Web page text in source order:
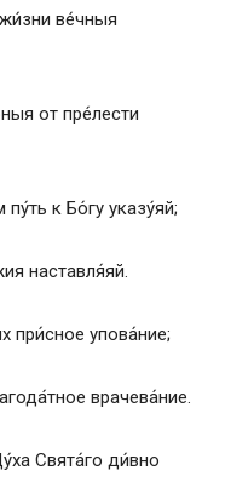
ве́чныя
от пре́лести
к Бо́гу указу́яй;
наставля́яй.
при́сное упова́ние;
врачева́ние.
Свята́го ди́вно